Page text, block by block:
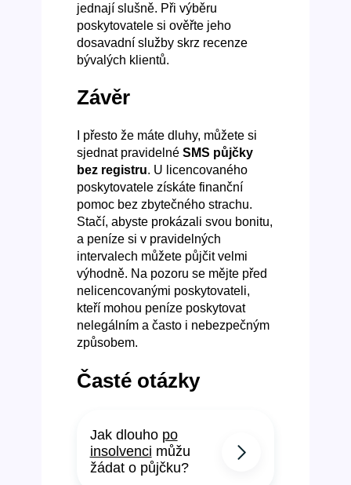
jednají slušně. Při výběru
poskytovatele si ověřte jeho
dosavadní služby skrz recenze
bývalých klientů.
Závěr
I přesto že máte dluhy, můžete si
sjednat pravidelné SMS půjčky
bez registru. U licencovaného
poskytovatele získáte finanční
pomoc bez zbytečného strachu.
Stačí, abyste prokázali svou bonitu,
a peníze si v pravidelných
intervalech můžete půjčit velmi
výhodně. Na pozoru se mějte před
nelicencovanými poskytovateli,
kteří mohou peníze poskytovat
nelegálním a často i nebezpečným
způsobem.
Časté otázky
Jak dlouho po
insolvenci můžu
žádat o půjčku?